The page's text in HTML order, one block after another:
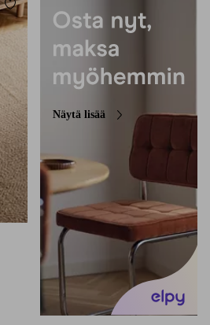
Lisää suosikkeihin
Näytä lisää